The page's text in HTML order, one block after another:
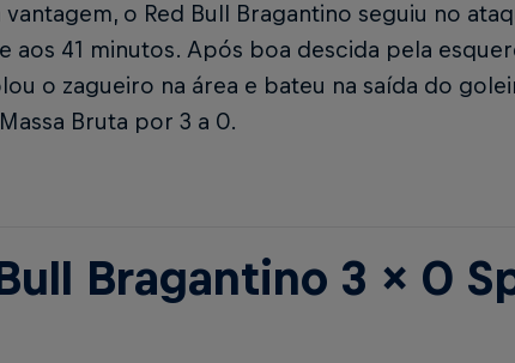
vantagem, o Red Bull Bragantino seguiu no
aos 41 minutos. Após boa descida pela
o zagueiro na área e bateu na saída do
do Massa Bruta por 3
Bragantino 3 x 0